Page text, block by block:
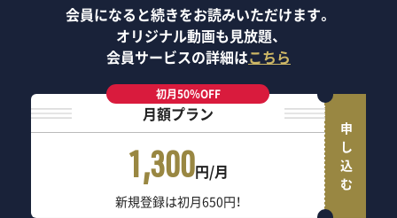
会員になると続きをお読みいただけます。
オリジナル動画も見放題、
会員サービスの詳細はこちら
初月50％OFF
月額プラン
1,300円/月
新規登録は初月650円！
申し込む